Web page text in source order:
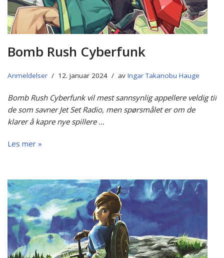
Bomb Rush Cyberfunk
Anmeldelser 12. januar 2024 av Ingar Takanobu Hauge
Bomb Rush Cyberfunk vil mest sannsynlig appellere veldig til
de som savner Jet Set Radio, men spørsmålet er om de
klarer å kapre nye spillere …
Les mer »